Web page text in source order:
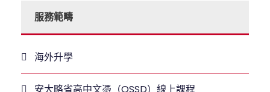
服務範疇
海外升學
安大略省高中文憑（OSSD）線上課程